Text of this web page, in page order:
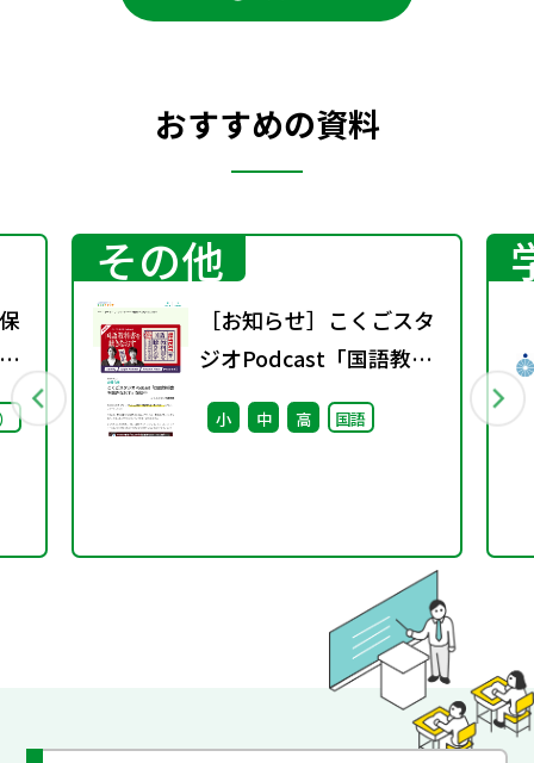
おすすめの資料
その他
［お知らせ］こくごスタ
ジオPodcast「国語教科
書を聴きなおす」配信中
小 中 高 国語